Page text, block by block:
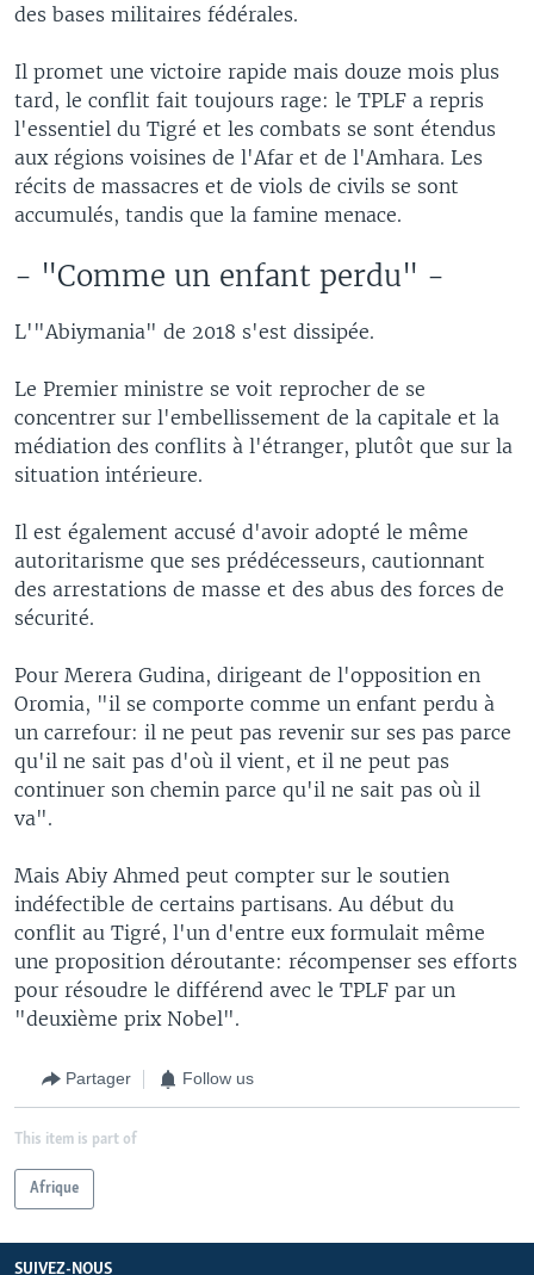
des bases militaires fédérales.
Il promet une victoire rapide mais douze mois plus
tard, le conflit fait toujours rage: le TPLF a repris
l'essentiel du Tigré et les combats se sont étendus
aux régions voisines de l'Afar et de l'Amhara. Les
récits de massacres et de viols de civils se sont
accumulés, tandis que la famine menace.
- "Comme un enfant perdu" -
L'"Abiymania" de 2018 s'est dissipée.
Le Premier ministre se voit reprocher de se
concentrer sur l'embellissement de la capitale et la
médiation des conflits à l'étranger, plutôt que sur la
situation intérieure.
Il est également accusé d'avoir adopté le même
autoritarisme que ses prédécesseurs, cautionnant
des arrestations de masse et des abus des forces de
sécurité.
Pour Merera Gudina, dirigeant de l'opposition en
Oromia, "il se comporte comme un enfant perdu à
un carrefour: il ne peut pas revenir sur ses pas parce
qu'il ne sait pas d'où il vient, et il ne peut pas
continuer son chemin parce qu'il ne sait pas où il
va".
Mais Abiy Ahmed peut compter sur le soutien
indéfectible de certains partisans. Au début du
conflit au Tigré, l'un d'entre eux formulait même
une proposition déroutante: récompenser ses efforts
pour résoudre le différend avec le TPLF par un
"deuxième prix Nobel".
Partager Follow us
This item is part of
Afrique
SUIVEZ-NOUS